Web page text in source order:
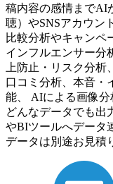
稿内容の感情までAI
聴）やSNSアカウン
比較分析やキャンペ
インフルエンサー分
上防止・リスク分
口コミ分析、本音・
能、 AIによる画像
どんなデータでも出
やBIツールへデータ
データは別途お見積